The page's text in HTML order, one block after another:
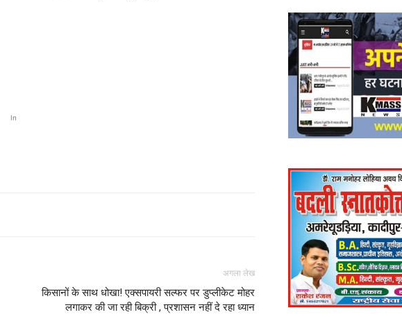
In
अगला लेख
किसानों के साथ धोखा! एक्सपायरी सल्फर पर डुप्लीकेट मोहर
लगाकर की जा रही बिक्री , प्रशासन नहीं दे रहा ध्यान